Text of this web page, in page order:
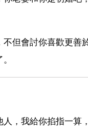
但會討你喜歡更
，我給你掐指一算